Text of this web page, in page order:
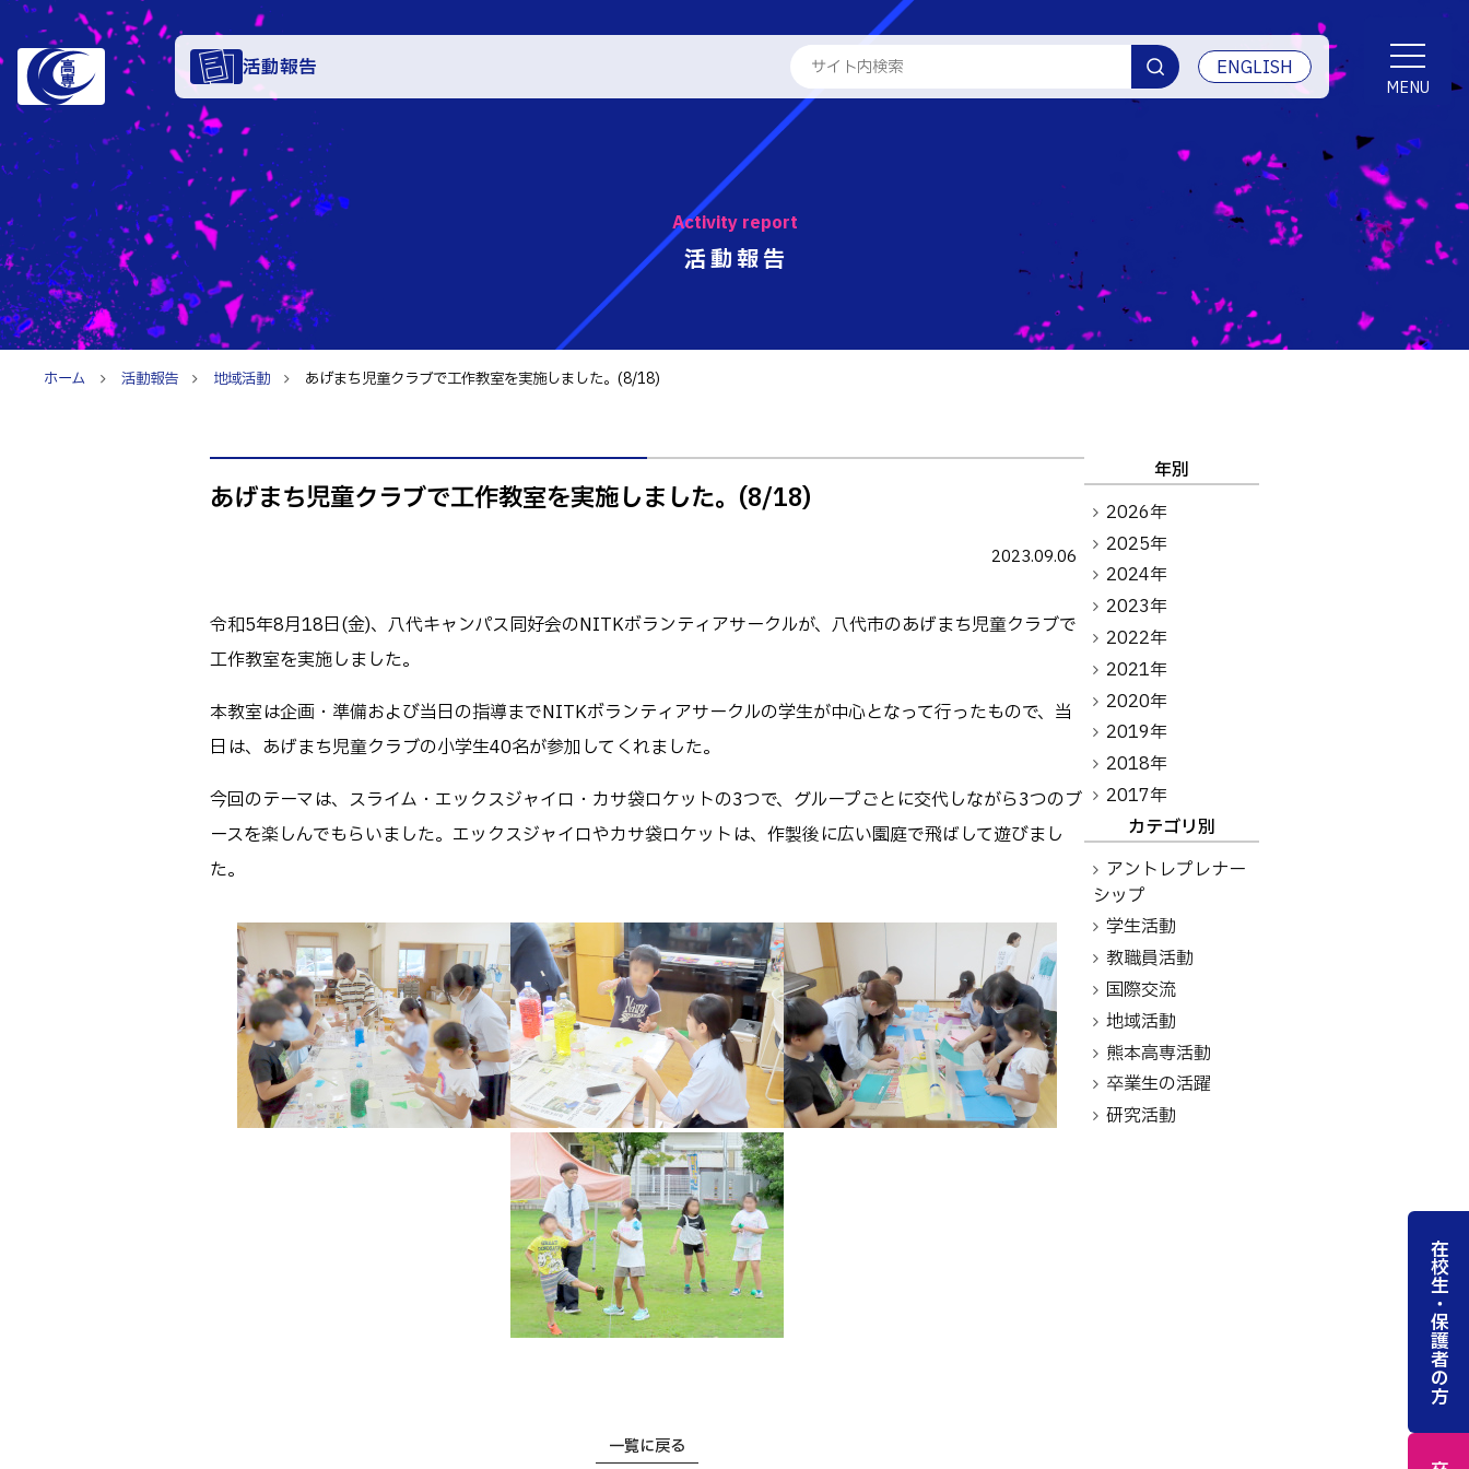
活動報告 ENGLISH
活動報告
Activity report
ホーム 活動報告 地域活動 あげまち児童クラブで工作教室を実施しました。(8/18)
あげまち児童クラブで工作教室を実施しました。(8/18)
2023.09.06
令和5年8月18日(金)、八代キャンパス同好会のNITKボランティアサークルが、八代市のあげまち児童クラブで
工作教室を実施しました。
本教室は企画・準備および当日の指導までNITKボランティアサークルの学生が中心となって行ったもので、当
日は、あげまち児童クラブの小学生40名が参加してくれました。
今回のテーマは、スライム・エックスジャイロ・カサ袋ロケットの3つで、グループごとに交代しながら3つのブ
ースを楽しんでもらいました。エックスジャイロやカサ袋ロケットは、作製後に広い園庭で飛ばして遊びまし
た。
一覧に戻る
年別
2026年
2025年
2024年
2023年
2022年
2021年
2020年
2019年
2018年
2017年
カテゴリ別
アントレプレナー
シップ
学生活動
教職員活動
国際交流
地域活動
熊本高専活動
卒業生の活躍
研究活動
MENU
情報工学科
建築社会デザイン工学科
生物化学システム工学科
電子情報システム工学専攻
生産システム工学専攻
入試速報
パンフレット・紹介動画
Webオープンキャンパス
SNS・動画チャネル等
イベント
学校概要
教員紹介
産学官連携・地域連携
国際交流 受賞等
キャリア関係 情報セキュリティ
図書館 アントレプレナーシップ
その他
転職・Uターン就職 お問い合わせ
在校生・保護者の方へ 卒業生の方へ
在校生・保護者の方